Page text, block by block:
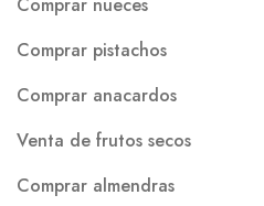
Comprar pistachos
Comprar anacardos
Venta de frutos secos
Comprar almendras